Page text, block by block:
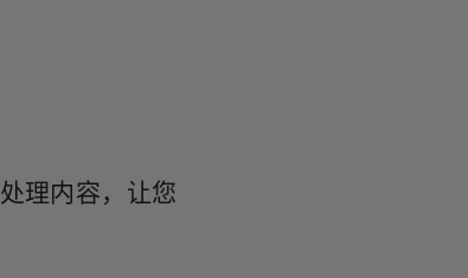
理内容，让您